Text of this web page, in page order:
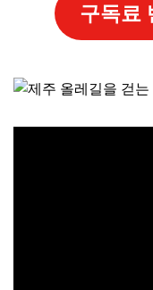
구독료